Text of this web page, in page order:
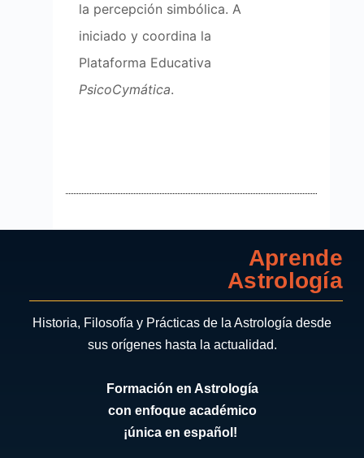
la percepción simbólica. A
iniciado y coordina la
Plataforma Educativa
PsicoCymática.
Aprende
Astrología
Historia, Filosofía y Prácticas de la Astrología desde
sus orígenes hasta la actualidad.
Formación en Astrología
con enfoque académico
¡única en español!